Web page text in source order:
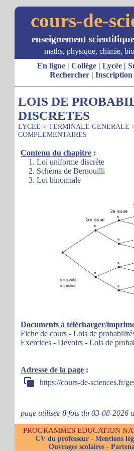
cours-de-
enseignement
maths, physique, chimie,
En ligne| Collège| Lycée|
Rechercher| Inscription
LOIS DE
DISCRETES
LYCEE > TERMINALE GENERALE
COMPLEMENTAIRES
Contenu du chapitre :
1. Loi uniforme discrète
2. Schéma de Bernouilli
3. Loi binomiale
Documents à télécharger/
Fiche de cours - Lois de
Exercices - Devoirs - Lois de
Adresse de la page :
https://cours-de-sciences.fr/
page utilisée 8 fois du 03-08-2026
PROGRAMMES EDUCATION
CV du professeur - Mentions
Ouvrages scolaires -